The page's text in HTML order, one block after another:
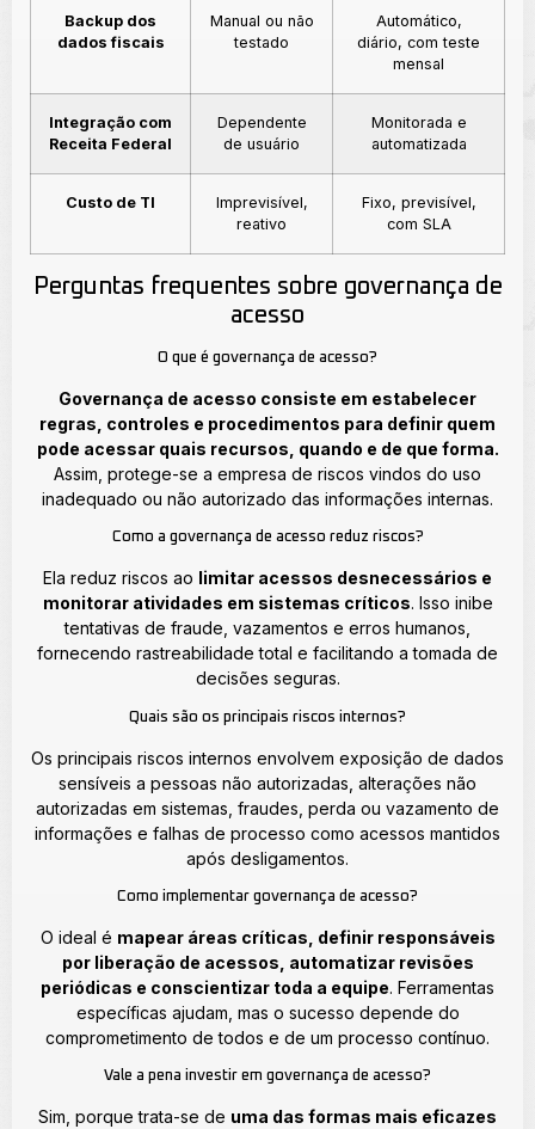
Backup dos
dados fiscais
Manual ou não
testado
Automático,
diário, com teste
mensal
Integração com
Receita Federal
Dependente
de usuário
Monitorada e
automatizada
Custo de TI
Imprevisível,
reativo
Fixo, previsível,
com SLA
Perguntas frequentes sobre governança de
acesso
O que é governança de acesso?
Governança de acesso consiste em estabelecer
regras, controles e procedimentos para definir quem
pode acessar quais recursos, quando e de que forma.
Assim, protege-se a empresa de riscos vindos do uso
inadequado ou não autorizado das informações internas.
Como a governança de acesso reduz riscos?
Ela reduz riscos ao limitar acessos desnecessários e
monitorar atividades em sistemas críticos. Isso inibe
tentativas de fraude, vazamentos e erros humanos,
fornecendo rastreabilidade total e facilitando a tomada de
decisões seguras.
Quais são os principais riscos internos?
Os principais riscos internos envolvem exposição de dados
sensíveis a pessoas não autorizadas, alterações não
autorizadas em sistemas, fraudes, perda ou vazamento de
informações e falhas de processo como acessos mantidos
após desligamentos.
Como implementar governança de acesso?
O ideal é mapear áreas críticas, definir responsáveis
por liberação de acessos, automatizar revisões
periódicas e conscientizar toda a equipe. Ferramentas
específicas ajudam, mas o sucesso depende do
comprometimento de todos e de um processo contínuo.
Vale a pena investir em governança de acesso?
Sim, porque trata-se de uma das formas mais eficazes